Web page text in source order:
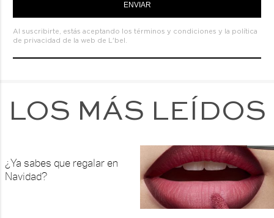
ENVIAR
Al suscribirte, estás aceptando los términos y condiciones y la política
de privacidad de la web de L'bel.
LOS MÁS LEÍDOS
¿Ya sabes que regalar en
Navidad?